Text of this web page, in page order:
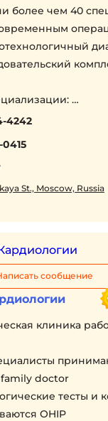
более чем 40
и
общей и
4242
0415
St., Moscow, Russia
сообщение
клиника
doctor
тесты и
OHIP